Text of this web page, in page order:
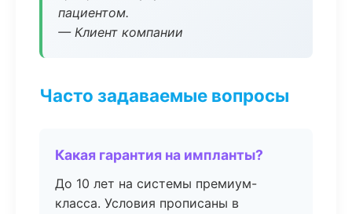
пациентом.
— Клиент компании
Часто задаваемые вопросы
Какая гарантия на импланты?
До 10 лет на системы премиум-
класса. Условия прописаны в